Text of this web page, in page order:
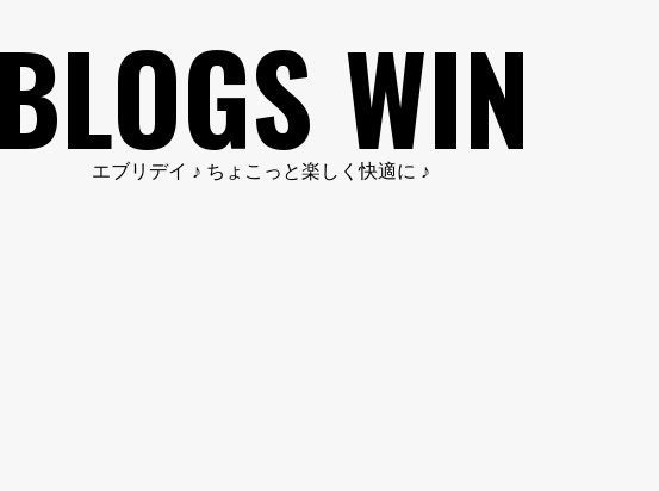
WIN
エブリデイ ♪ ちょこっと楽しく快適に ♪